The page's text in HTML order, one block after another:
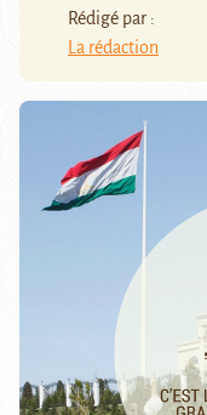
Rédigé par :
La rédaction